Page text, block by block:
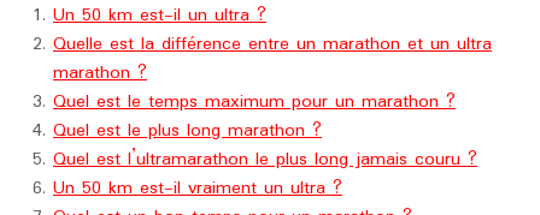
Un 50 km est-il un ultra ?
Quelle est la différence entre un marathon et un ultra
marathon ?
Quel est le temps maximum pour un marathon ?
Quel est le plus long marathon ?
Quel est l’ultramarathon le plus long jamais couru ?
Un 50 km est-il vraiment un ultra ?